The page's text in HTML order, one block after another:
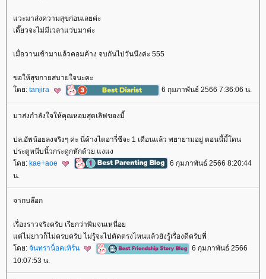
วะมาส่งความสุขก่อนเลยค่ะ
เดี๊ยวจะไม่มีเวลาแว่บมาค่ะ
เมื่อวานเข้ามาแล้วคอมค้าง จบกันไปวันนึงค่ะ 555
ขอให้สุขกายสบายใจนะคะ
ดย: tanjira 6 กุมภาพันธ์ 2566 7:36:06 น.
มาส่งกำลังใจให้คุณหอมสุดเลิฟของมี้
ปล.อัพน้อยลงจริงๆ ค่ะ นี่ค้างไดอารี่ซีจะ 1 เดือนแล้ว พยายามอยู่ ตอนนี้มี้โดน
ประตูหนีบนิ้วกระดูกหักด้วย แงแง
ดย: kae+aoe
6 กุมภาพันธ์ 2566 8:20:44
น.
จากบล๊อก
เรื่องราวจริงครับ เรียกว่าพิมจนเหนื่อ
ต่ไม่ยาวก็ไม่ครบครับ ไม่รู้จะไปตัดตรงไหนแล้วยังรู้เรื่องดีครับพี่
ดย: จันทราน็อคเทิร์น
6 กุมภาพันธ์ 2566
10:07:53 น.